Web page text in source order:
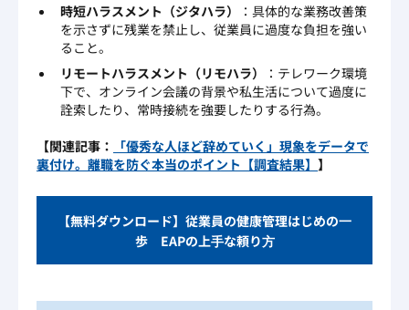
時短ハラスメント（ジタハラ）
：具体的な業務改善策
を示さずに残業を禁止し、従業員に過度な負担を強い
ること。
リモートハラスメント（リモハラ）
：テレワーク環境
下で、オンライン会議の背景や私生活について過度に
詮索したり、常時接続を強要したりする行為。
【関連記事：
「優秀な人ほど辞めていく」現象をデータで
裏付け。離職を防ぐ本当のポイント【調査結果】 】
【無料ダウンロード】従業員の健康管理はじめの⼀
歩 EAPの上⼿な頼り⽅